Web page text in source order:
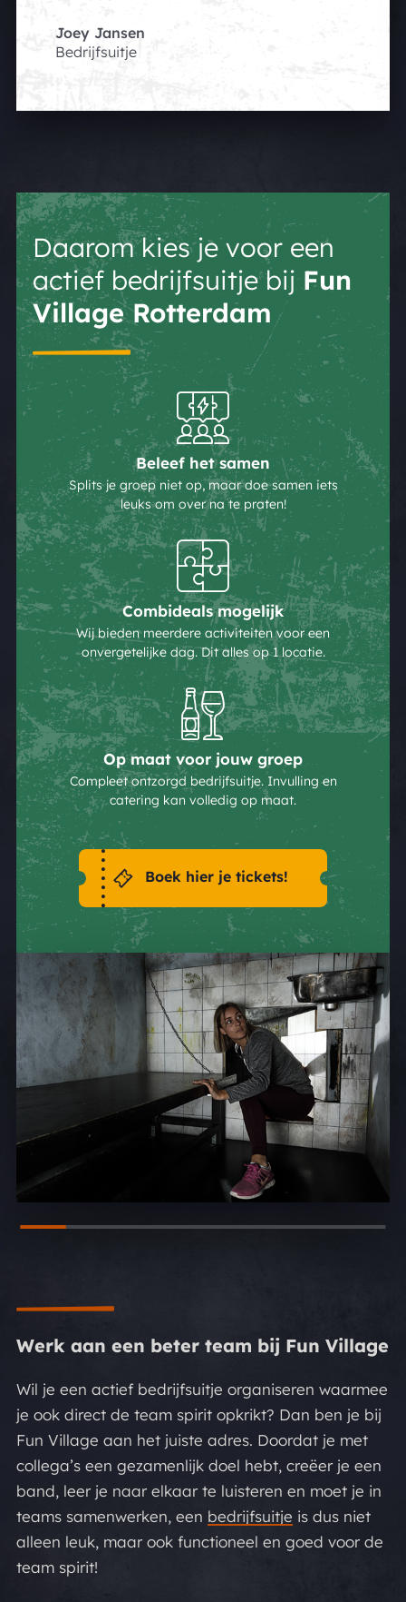
Joey Jansen
Bedrijfsuitje
Daarom kies je voor een
actief bedrijfsuitje bijFun
Village Rotterdam
Beleef het samen
Splits je groep niet op, maar doe samen iets
leuks om over na te praten!
Combideals mogelijk
Wij bieden meerdere activiteiten voor een
onvergetelijke dag. Dit alles op 1 locatie.
Op maat voor jouw groep
Compleet ontzorgd bedrijfsuitje. Invulling en
catering kan volledig op maat.
Boek hier je tickets!
Werk aan een beter team bij Fun Village
Wil je een actief bedrijfsuitje organiseren waarmee
je ook direct de team spirit opkrikt? Dan ben je bij
Fun Village aan het juiste adres. Doordat je met
collega’s een gezamenlijk doel hebt, creëer je een
band, leer je naar elkaar te luisteren en moet je in
teams samenwerken, een bedrijfsuitje is dus niet
alleen leuk, maar ook functioneel en goed voor de
team spirit!